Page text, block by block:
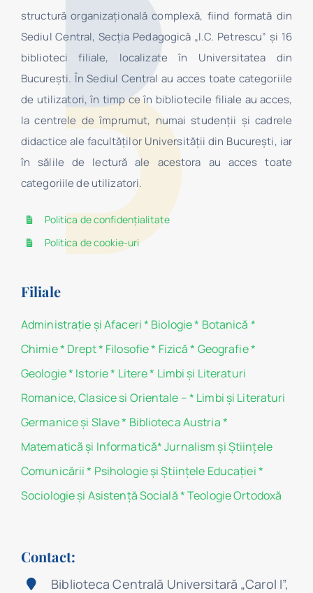
structură organizaţională complexă, fiind formată din
Sediul Central, Secţia Pedagogică „I.C. Petrescu” şi 16
biblioteci filiale, localizate în Universitatea din
Bucureşti. În Sediul Central au acces toate categoriile
de utilizatori, în timp ce în bibliotecile filiale au acces,
la centrele de împrumut, numai studenţii şi cadrele
didactice ale facultăților Universității din București, iar
în sălile de lectură ale acestora au acces toate
categoriile de utilizatori.
Politica de confidențialitate
Politica de cookie-uri
Filiale
Administraţie şi Afaceri* Biologie* Botanică *
Chimie* Drept* Filosofie* Fizică * Geografie*
Geologie* Istorie* Litere* Limbi și Literaturi
Romanice, Clasice si Orientale –* Limbi și Literaturi
Germanice şi Slave* Biblioteca Austria*
Matematicã și Informatică*Jurnalism şi Ştiinţele
Comunicării * Psihologie şi Ştiinţele Educaţiei*
Sociologie şi Asistenţă Socială*Teologie Ortodoxă
Contact:
Biblioteca Centrală Universitară „Carol I”,